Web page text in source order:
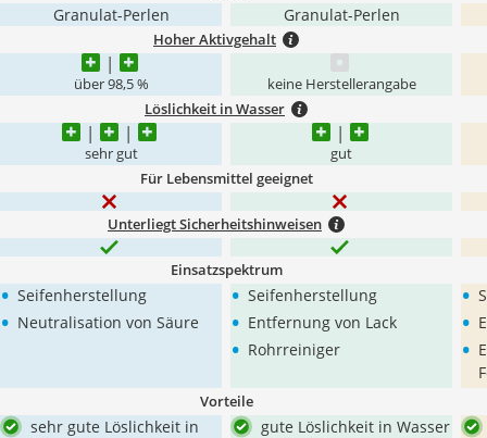
Granulat-Perlen Granulat-Perlen
Hoher Aktivgehalt
über 98,5 % keine Herstellerangabe
Löslichkeit in Wasser
sehr gut gut
Für Lebensmittel geeignet
Unterliegt Sicherheitshinweisen
Einsatzspektrum
• Seifenherstellung
• Neutralisation von Säure
• Seifenherstellung
• Entfernung von Lack
• Rohrreiniger
•
•
•
Vorteile
sehr gute Löslichkeit in
gute Löslichkeit in Wasser